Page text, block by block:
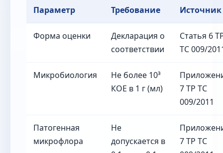
Параметр Требование Источник
Форма оценки
Декларация о
соответствии
Статья 6
ТС 009/
Микробиология
Не более 10³
КОЕ в 1 г (мл)
7 ТР ТС
009/2011
Патогенная
микрофлора
Не
допускается в
7 ТР ТС